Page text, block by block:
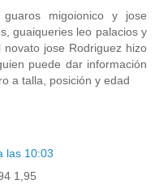
migoionico y jose
guaiqueries leo palacios y
jose Rodriguez hizo
puede dar información
a talla, posición y edad
las 10:03
1,95